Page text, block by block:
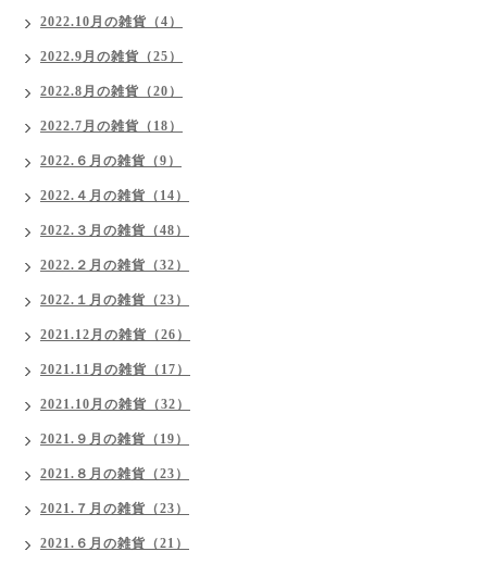
2022.10月の雑貨（4）
2022.9月の雑貨（25）
2022.8月の雑貨（20）
2022.7月の雑貨（18）
2022.６月の雑貨（9）
2022.４月の雑貨（14）
2022.３月の雑貨（48）
2022.２月の雑貨（32）
2022.１月の雑貨（23）
2021.12月の雑貨（26）
2021.11月の雑貨（17）
2021.10月の雑貨（32）
2021.９月の雑貨（19）
2021.８月の雑貨（23）
2021.７月の雑貨（23）
2021.６月の雑貨（21）